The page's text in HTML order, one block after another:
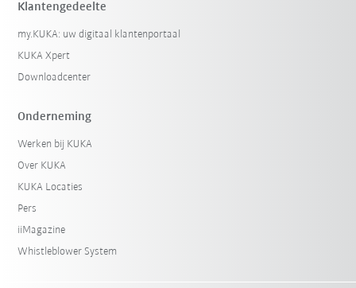
Klantengedeelte
my.KUKA: uw digitaal klantenportaal
KUKA Xpert
Downloadcenter
Onderneming
Werken bij KUKA
Over KUKA
KUKA Locaties
Pers
iiMagazine
Whistleblower System